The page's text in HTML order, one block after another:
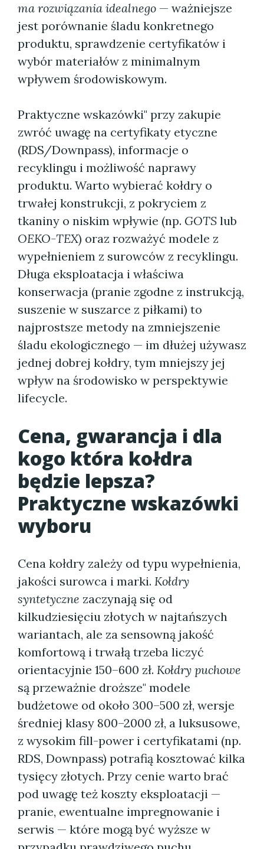
ma rozwiązania idealnego — ważniejsze
jest porównanie śladu konkretnego
produktu, sprawdzenie certyfikatów i
wybór materiałów z minimalnym
wpływem środowiskowym.
Praktyczne wskazówki" przy zakupie
zwróć uwagę na certyfikaty etyczne
(RDS/Downpass), informacje o
recyklingu i możliwość naprawy
produktu. Warto wybierać kołdry o
trwałej konstrukcji, z pokryciem z
tkaniny o niskim wpływie (np. GOTS lub
OEKO-TEX) oraz rozważyć modele z
wypełnieniem z surowców z recyklingu.
Długa eksploatacja i właściwa
konserwacja (pranie zgodne z instrukcją,
suszenie w suszarce z piłkami) to
najprostsze metody na zmniejszenie
śladu ekologicznego — im dłużej używasz
jednej dobrej kołdry, tym mniejszy jej
wpływ na środowisko w perspektywie
lifecycle.
Cena, gwarancja i dla
kogo która kołdra
będzie lepsza?
Praktyczne wskazówki
wyboru
Cena kołdry zależy od typu wypełnienia,
jakości surowca i marki. Kołdry
syntetyczne zaczynają się od
kilkudziesięciu złotych w najtańszych
wariantach, ale za sensowną jakość
komfortową i trwałą trzeba liczyć
orientacyjnie 150–600 zł. Kołdry puchowe
są przeważnie droższe" modele
budżetowe od około 300–500 zł, wersje
średniej klasy 800–2000 zł, a luksusowe,
z wysokim fill-power i certyfikatami (np.
RDS, Downpass) potrafią kosztować kilka
tysięcy złotych. Przy cenie warto brać
pod uwagę też koszty eksploatacji —
pranie, ewentualne impregnowanie i
serwis — które mogą być wyższe w